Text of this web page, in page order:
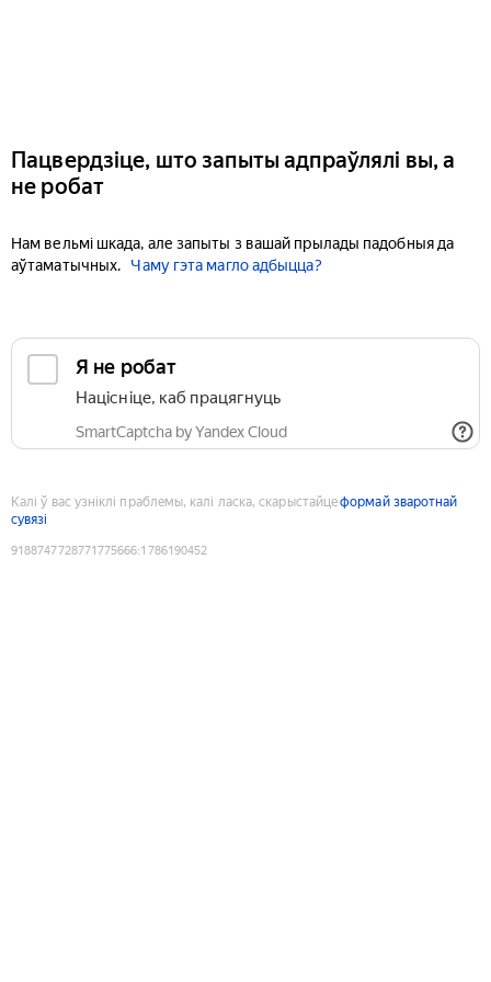
Пацвердзіце, што запыты адпраўлялі вы, а
не робат
Нам вельмі шкада, але запыты з вашай прылады падобныя да
аўтаматычных.
Чаму гэта магло адбыцца?
Я не робат
Націсніце, каб працягнуць
SmartCaptcha by Yandex Cloud
Калі ў вас узніклі праблемы, калі ласка, скарыстайцеформай зваротнай
сувязі
9188747728771775666:1786190452